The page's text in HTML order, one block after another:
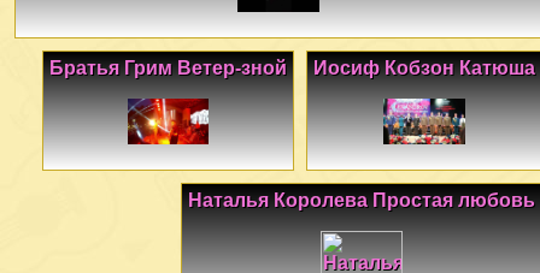
Иосиф Кобзон Катюша
Братья Грим Ветер-зной
Наталья Королева Простая любовь